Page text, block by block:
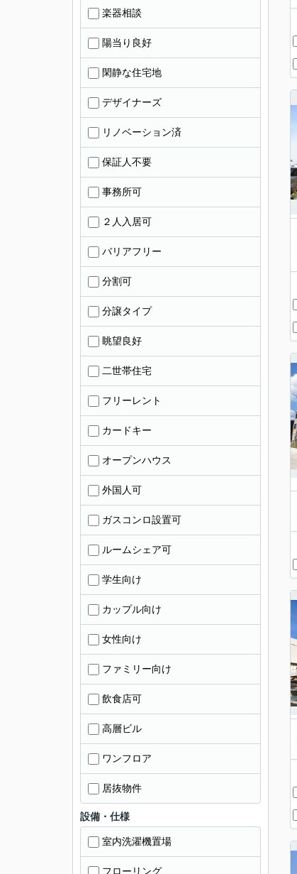
楽器相談
陽当り良好
閑静な住宅地
デザイナーズ
リノベーション済
保証人不要
事務所可
２人入居可
バリアフリー
分割可
分譲タイプ
眺望良好
二世帯住宅
フリーレント
カードキー
オープンハウス
外国人可
ガスコンロ設置可
ルームシェア可
学生向け
カップル向け
女性向け
ファミリー向け
飲食店可
高層ビル
ワンフロア
居抜物件
設備・仕様
室内洗濯機置場
フローリング